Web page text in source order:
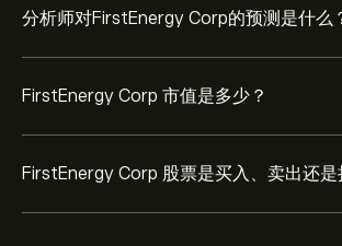
分析师对FirstEnergy Corp的预测是什么
FirstEnergy Corp 市值是多少？
FirstEnergy Corp 股票是买入、卖出还是